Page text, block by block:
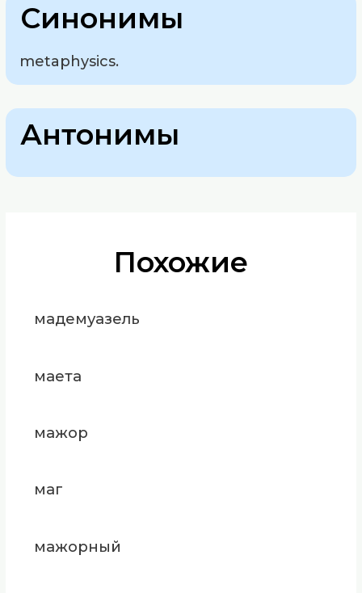
Синонимы
metaphysics.
Антонимы
Похожие
мадемуазель
маета
мажор
маг
мажорный